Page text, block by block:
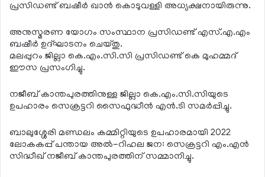
പ്രസിഡണ്ട് ബഷീര്‍ ഖാന്‍ കൊടുവള്ളി അധ്യക്ഷനായിരുന്നു.
അനുസ്മരണ യോഗം സംസ്ഥാന പ്രസിഡണ്ട് എസ്.എ.എം
ബഷീര്‍ ഉദ്ഘാടനം ചെയ്തു.
മലപ്പുറം ജില്ലാ കെ.എം.സി.സി പ്രസിഡണ്ട് കെ മുഹമ്മദ്
ഈസ പ്രസംഗിച്ചു.
നജീബ് കാന്തപുരത്തിനുള്ള ജില്ലാ കെ.എം.സി.സിയുടെ
ഉപഹാരം സെക്രട്ടറി സൈഫുദ്ധീന്‍ എന്‍.ടി സമര്‍പ്പിച്ചു.
ബാലുശ്ശേരി മണ്ഡലം കമ്മിറ്റിയുടെ ഉപഹാരമായി 2022
ലോകകപ്പ് പന്തായ അല്‍-റിഹല ജന: സെക്രട്ടറി എം.എന്‍
സിദ്ധീഖ് നജീബ് കാന്തപുരത്തിന് സമ്മാനിച്ചു.